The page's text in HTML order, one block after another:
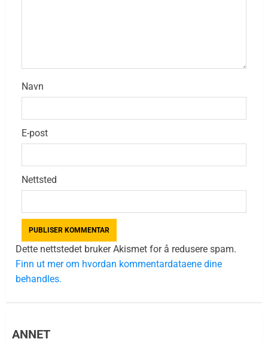
Navn
E-post
Nettsted
Dette nettstedet bruker Akismet for å redusere spam.
Finn ut mer om hvordan kommentardataene dine
behandles.
ANNET